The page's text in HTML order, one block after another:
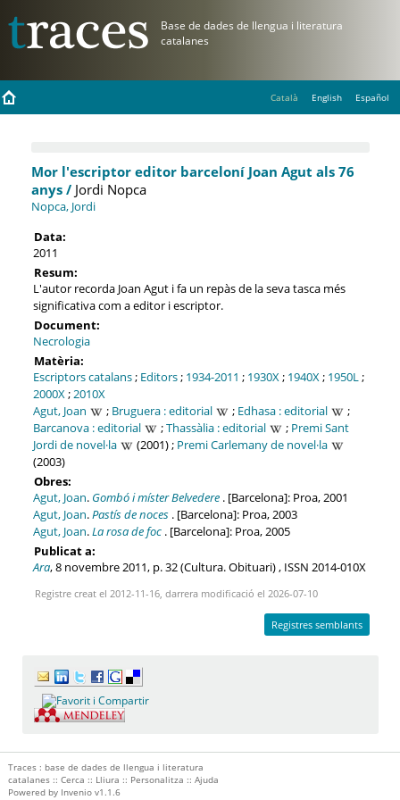
Català English Español
Mor l'escriptor editor barceloní Joan Agut als 76
anys /Jordi Nopca
Nopca, Jordi
Data:
2011
Resum:
L'autor recorda Joan Agut i fa un repàs de la seva tasca més
significativa com a editor i escriptor.
Document:
Necrologia
Matèria:
Escriptors catalans; Editors; 1934-2011 ; 1930X; 1940X; 1950L;
2000X;2010X
Agut, Joan
; Bruguera : editorial ; Edhasa : editorial
;
Barcanova : editorial
;Thassàlia : editorial ; Premi Sant
Jordi de novel·la
(2001) ; Premi Carlemany de novel·la
(2003)
Obres:
Agut, Joan. Gombó i míster Belvedere. [Barcelona]: Proa, 2001
Agut, Joan.Pastís de noces. [Barcelona]: Proa, 2003
Agut, Joan.La rosa de foc. [Barcelona]: Proa, 2005
Publicat a:
Ara, 8 novembre 2011, p. 32 (Cultura. Obituari) , ISSN 2014-010X
Registre creat el 2012-11-16, darrera modificació el 2026-07-10
Registres semblants
Traces : base de dades de llengua i literatura
catalanes :: Cerca :: Lliura :: Personalitza :: Ajuda
Powered by Inveniov1.1.6